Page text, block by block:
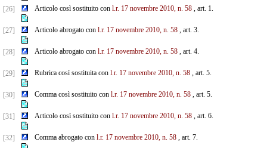
[26] Articolo così sostituito con l.r. 17 novembre 2010, n. 58, art. 1.
[27] Articolo abrogato con l.r. 17 novembre 2010, n. 58, art. 3.
[28] Articolo abrogato con l.r. 17 novembre 2010, n. 58, art. 4.
[29] Rubrica così sostituita con l.r. 17 novembre 2010, n. 58, art. 5.
[30] Comma così sostituito con l.r. 17 novembre 2010, n. 58, art. 5.
[31] Articolo così sostituito con l.r. 17 novembre 2010, n. 58, art. 6.
[32] Comma abrogato con l.r. 17 novembre 2010, n. 58, art. 7.